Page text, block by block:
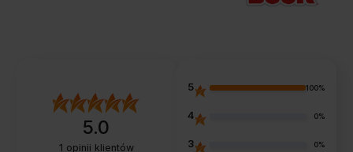
5.0
1 opinii klientów
5 100%
4 0%
3 0%